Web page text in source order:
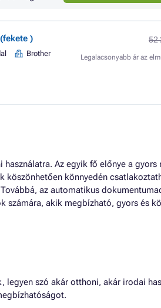
)
Brother
52
Legalacsonyabb ár az
Az egyik fő előnye a gyors
köszönhetően könnyedén
az automatikus
akik megbízható, gyors és
legyen szó akár otthoni, akár irodai